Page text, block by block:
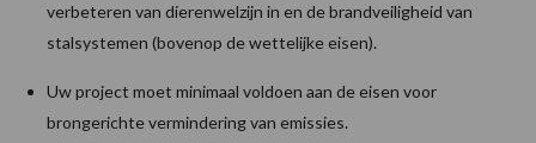
verbeteren van dierenwelzijn in en de brandveiligheid van
stalsystemen (bovenop de wettelijke eisen).
Uw project moet minimaal voldoen aan de eisen voor
brongerichte vermindering van emissies.